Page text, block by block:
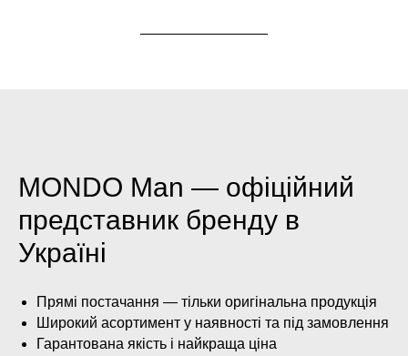
MONDO Man — офіційний
представник бренду в
Україні
Прямі постачання — тільки оригінальна продукція
Широкий асортимент у наявності та під замовлення
Гарантована якість і найкраща ціна